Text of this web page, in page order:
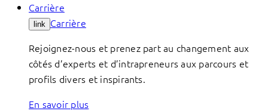
Carrière
link Carrière
Rejoignez-nous et prenez part au changement aux
côtés d’experts et d’intrapreneurs aux parcours et
profils divers et inspirants.
En savoir plus